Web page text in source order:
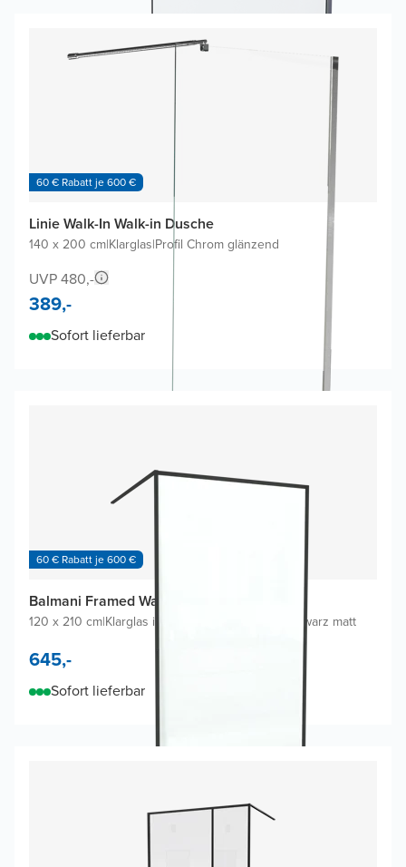
60 € Rabatt je 600 €
Linie Walk-In Walk-in Dusche
140 x 200 cm|Klarglas|Profil Chrom glänzend
UVP 480,-
389,-
Sofort lieferbar
60 € Rabatt je 600 €
Balmani Framed Walk-in Dusche
120 x 210 cm|Klarglas inklusive Coating Profil Schwarz matt
645,-
Sofort lieferbar